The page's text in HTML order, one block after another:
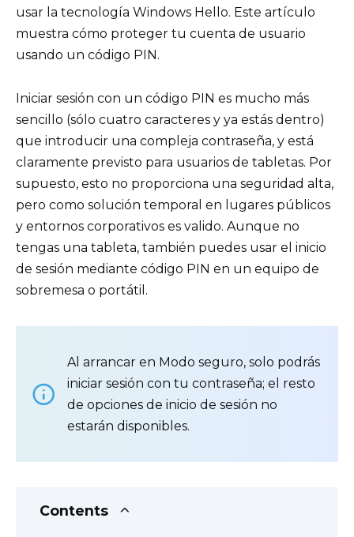
usar la tecnología Windows Hello. Este artículo
muestra cómo proteger tu cuenta de usuario
usando un código PIN.
Iniciar sesión con un código PIN es mucho más
sencillo (sólo cuatro caracteres y ya estás dentro)
que introducir una compleja contraseña, y está
claramente previsto para usuarios de tabletas. Por
supuesto, esto no proporciona una seguridad alta,
pero como solución temporal en lugares públicos
y entornos corporativos es valido. Aunque no
tengas una tableta, también puedes usar el inicio
de sesión mediante código PIN en un equipo de
sobremesa o portátil.
Al arrancar en Modo seguro, solo podrás
iniciar sesión con tu contraseña; el resto
de opciones de inicio de sesión no
estarán disponibles.
Contents